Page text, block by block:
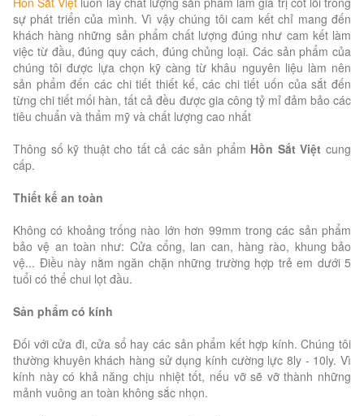
sự phát triển của mình. Vì vậy chúng tôi cam kết chỉ mang đến
khách hàng những sản phẩm chất lượng đúng như cam kết làm
việc từ đầu, đúng quy cách, đúng chủng loại. Các sản phẩm của
chúng tôi được lựa chọn kỹ càng từ khâu nguyên liệu làm nên
sản phẩm đến các chi tiết thiết kế, các chi tiết uốn của sắt đến
từng chi tiết mối hàn, tất cả đều được gia công tỷ mỉ đảm bảo các
tiêu chuẩn và thẩm mỹ và chất lượng cao nhất
Thông số kỹ thuật cho tất cả các sản phẩm Hồn Sắt Việtcung
cấp.
Thiết kế an toàn
Không có khoảng trống nào lớn hơn 99mm trong các sản phẩm
bảo vệ an toàn như: Cửa cổng, lan can, hàng rào, khung bảo
vệ... Điều này nằm ngăn chặn những trường hợp trẻ em dưới 5
tuổi có thể chui lọt đầu.
Sản phẩm có kính
Đối với cửa đi, cửa sổ hay các sản phẩm kết hợp kính. Chúng tôi
thường khuyên khách hàng sử dụng kính cường lực 8ly - 10ly. Vì
kính này có khả năng chịu nhiệt tốt, nếu vỡ sẽ vỡ thành những
mảnh vuông an toàn không sắc nhọn.